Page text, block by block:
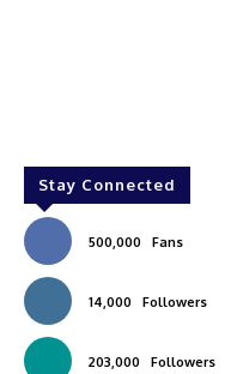
Stay Connected
500,000 Fans
14,000 Followers
203,000 Followers